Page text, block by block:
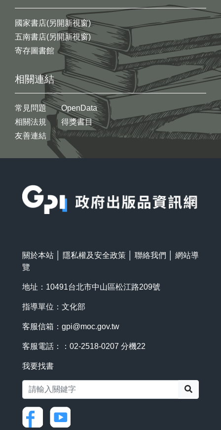
國家書店(另開新視窗)
五南書店(另開新視窗)
寄存圖書館
相關連結
常見問題
相關法規
友善連結
OpenData
得獎書目
關於本站 隱私權及安全政策 聯絡我們
網站導
覽
地址：10491台北市中山區松江路209號
指導單位：文化部
客服信箱： gpi@moc.gov.tw
客服電話：：02-2518-0207 分機22
我要找書